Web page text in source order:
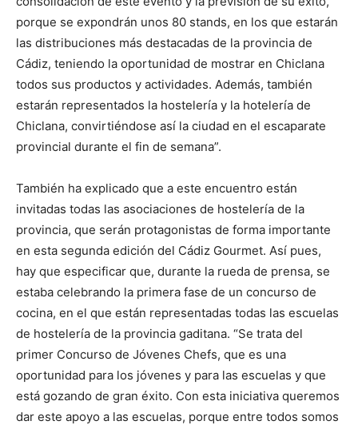
porque se expondrán unos 80 stands, en los que estarán
las distribuciones más destacadas de la provincia de
Cádiz, teniendo la oportunidad de mostrar en Chiclana
todos sus productos y actividades. Además, también
estarán representados la hostelería y la hotelería de
Chiclana, convirtiéndose así la ciudad en el escaparate
provincial durante el fin de semana”.
También ha explicado que a este encuentro están
invitadas todas las asociaciones de hostelería de la
provincia, que serán protagonistas de forma importante
en esta segunda edición del Cádiz Gourmet. Así pues,
hay que especificar que, durante la rueda de prensa, se
estaba celebrando la primera fase de un concurso de
cocina, en el que están representadas todas las escuelas
de hostelería de la provincia gaditana. “Se trata del
primer Concurso de Jóvenes Chefs, que es una
oportunidad para los jóvenes y para las escuelas y que
está gozando de gran éxito. Con esta iniciativa queremos
dar este apoyo a las escuelas, porque entre todos somos